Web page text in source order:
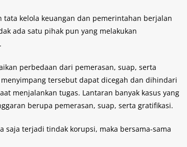
tata kelola keuangan dan pemerintahan berjalan
ada satu pihak pun yang melakukan
perbedaan dari pemerasan, suap, serta
tersebut dapat dicegah dan dihindari
menjalankan tugas. Lantaran banyak kasus yang
berupa pemerasan, suap, serta gratifikasi.
saja terjadi tindak korupsi, maka bersama-sama